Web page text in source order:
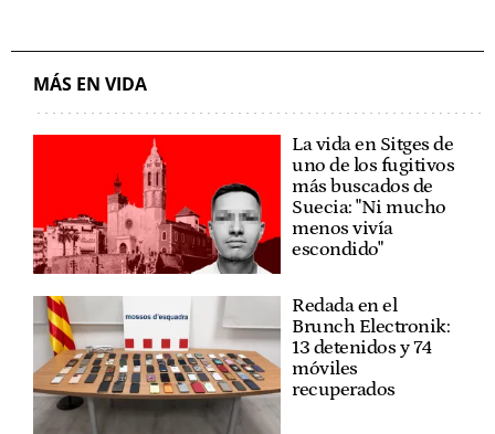
MÁS EN VIDA
La vida en Sitges de
uno de los fugitivos
más buscados de
Suecia: "Ni mucho
menos vivía
escondido"
Redada en el
Brunch Electronik:
13 detenidos y 74
móviles
recuperados